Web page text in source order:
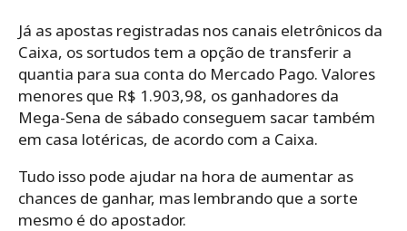
Já as apostas registradas nos canais eletrônicos da
Caixa, os sortudos tem a opção de transferir a
quantia para sua conta do Mercado Pago. Valores
menores que R$ 1.903,98, os ganhadores da
Mega-Sena de sábado conseguem sacar também
em casa lotéricas, de acordo com a Caixa.
Tudo isso pode ajudar na hora de aumentar as
chances de ganhar, mas lembrando que a sorte
mesmo é do apostador.